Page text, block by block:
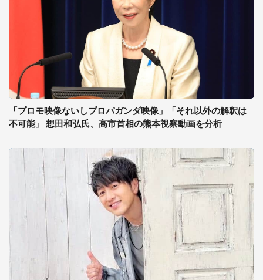
「プロモ映像ないしプロパガンダ映像」「それ以外の解釈は
不可能」 想田和弘氏、高市首相の熊本視察動画を分析